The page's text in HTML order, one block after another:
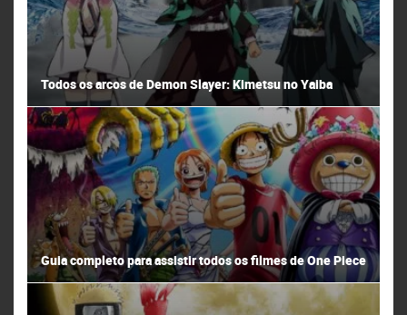
Todos os arcos de Demon Slayer: Kimetsu no Yaiba
Guia completo para assistir todos os filmes de One Piece